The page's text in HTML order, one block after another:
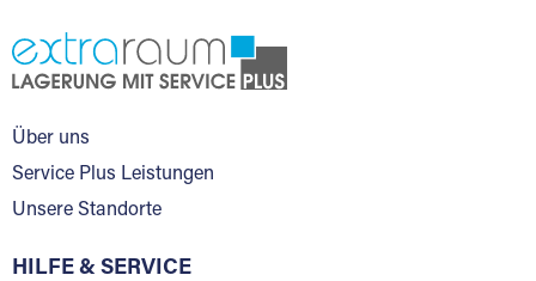
Über uns
Service Plus Leistungen
Unsere Standorte
HILFE & SERVICE